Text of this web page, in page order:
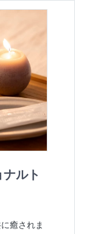
ルト
癒されま